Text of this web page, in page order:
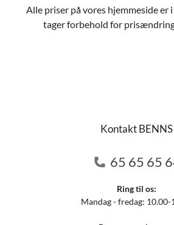
Alle priser på vores hjemmeside er
tager forbehold for
Kontakt BENNS
65 65 65
Ring til os:
Mandag - fredag: 10.00-